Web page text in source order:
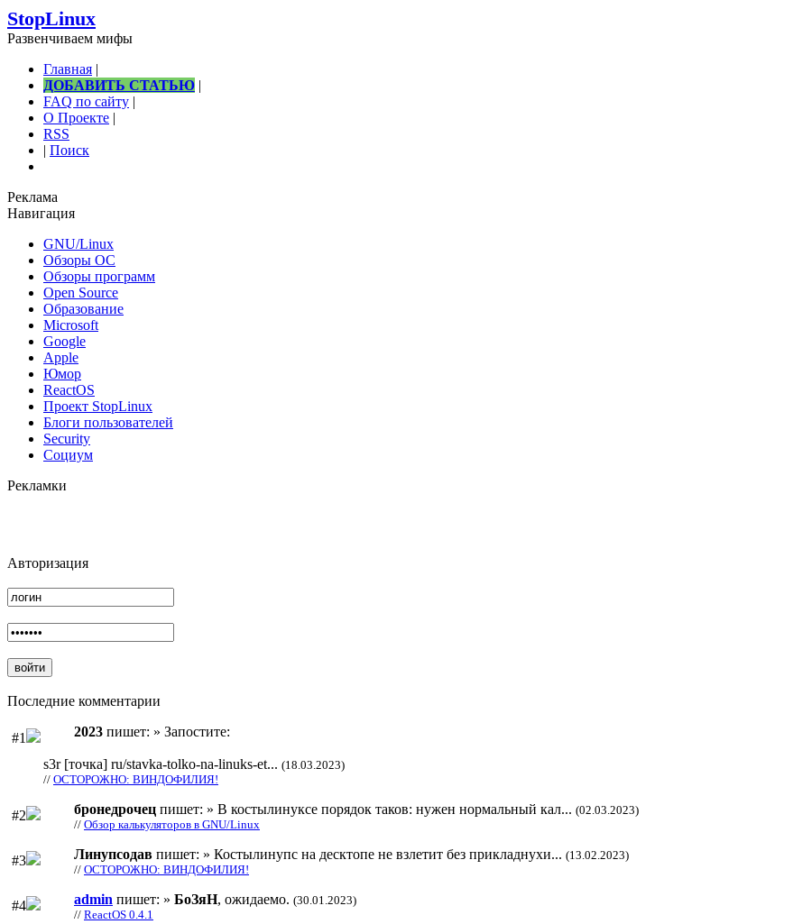
StopLinux
Развенчиваем мифы
Главная |
ДОБАВИТЬ СТАТЬЮ |
FAQ по сайту |
О Проекте |
RSS
| Поиск
Реклама
Навигация
GNU/Linux
Обзоры ОС
Обзоры программ
Open Source
Образование
Microsoft
Google
Apple
Юмор
ReactOS
Проект StopLinux
Блоги пользователей
Security
Социум
Рекламки
Авторизация
Последние комментарии
#1 2023 пишет: » Запостите:
s3r [точка] ru/stavka-tolko-na-linuks-et... (18.03.2023)
// ОСТОРОЖНО: ВИНДОФИЛИЯ!
#2 бронедрочец пишет: » В костылинуксе порядок таков: нужен нормальный кал... (02.03.2023)
// Обзор калькуляторов в GNU/Linux
#3 Линупсодав пишет: » Костылинупс на десктопе не взлетит без прикладнухи... (13.02.2023)
// ОСТОРОЖНО: ВИНДОФИЛИЯ!
#4 admin пишет: » БоЗяН, ожидаемо. (30.01.2023)
// ReactOS 0.4.1